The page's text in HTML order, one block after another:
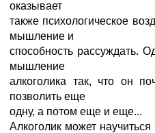
оказывает
также психологическое
мышление и
способность рассуждать.
мышление
алкоголика так, что он
позволить еще
одну, а потом еще и еще...
Алкоголик может